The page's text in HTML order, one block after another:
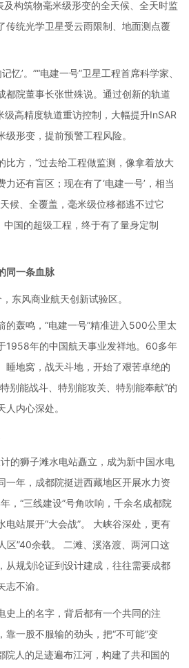
及构筑物毫米级形变的全天候、全天时监
传统光学卫星受云雨限制、地面测点覆
忆’。”“电建一号”卫星工程首席科学家、
都院董事长张世殊说。通过创新的轨道
高精度轨道重访控制，大幅提升InSAR
形变，提前预警工程风险。
比方，“过去给工程做监测，像拿着放大
还有盲区；现在有了‘电建一号’，相当
候、全覆盖，毫米级位移都逃不过它
中国的超级工程，终于有了量身定制
同一条血脉
东风商业航天创新试验区。
的轰鸣，“电建一号”精准进入500公里太
1958年的中国航天事业发祥地。60多年
睡地窝，战天斗地，开始了艰苦卓绝的
别能战斗、特别能攻关、特别能奉献”的
内心深处。
的狮子滩水电站矗立，成为新中国水电
一年，成都院挺进西藏地区开展水力资
，“三线建设”号角吹响，千余名成都院
电站展开“大会战”。 大峡谷深处，更有
区”40余载。 二滩、溪洛渡、两河口这
从规划论证到设计建成，往往需要成都
不渝。
史上的名字，背后都有一个共同的注
靠一股不服输的劲头，把“不可能”变
院人的足迹遍布江河，构建了共和国的